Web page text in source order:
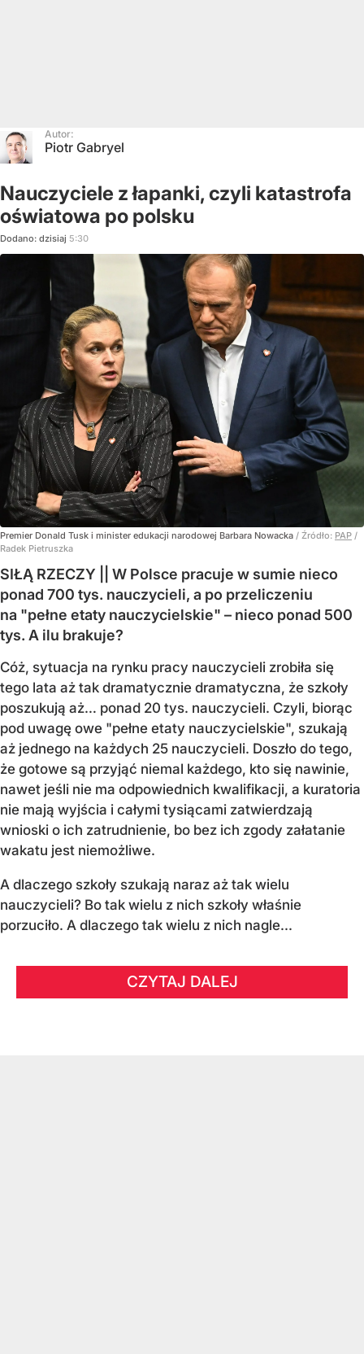
Autor:
Piotr Gabryel
Nauczyciele z łapanki, czyli katastrofa
oświatowa po polsku
Dodano: dzisiaj 5:30
Premier Donald Tusk i minister edukacji narodowej Barbara Nowacka / Źródło: PAP /
Radek Pietruszka
SIŁĄ RZECZY || W Polsce pracuje w sumie nieco
ponad 700 tys. nauczycieli, a po przeliczeniu
na "pełne etaty nauczycielskie" – nieco ponad 500
tys. A ilu brakuje?
Cóż, sytuacja na rynku pracy nauczycieli zrobiła się
tego lata aż tak dramatycznie dramatyczna, że szkoły
poszukują aż… ponad 20 tys. nauczycieli. Czyli, biorąc
pod uwagę owe "pełne etaty nauczycielskie", szukają
aż jednego na każdych 25 nauczycieli. Doszło do tego,
że gotowe są przyjąć niemal każdego, kto się nawinie,
nawet jeśli nie ma odpowiednich kwalifikacji, a kuratoria
nie mają wyjścia i całymi tysiącami zatwierdzają
wnioski o ich zatrudnienie, bo bez ich zgody załatanie
wakatu jest niemożliwe.
A dlaczego szkoły szukają naraz aż tak wielu
nauczycieli? Bo tak wielu z nich szkoły właśnie
porzuciło. A dlaczego tak wielu z nich nagle...
CZYTAJ DALEJ